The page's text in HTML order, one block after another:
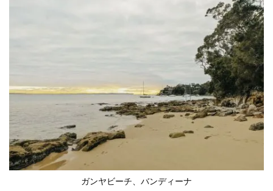
ガンヤビーチ、バンディーナ